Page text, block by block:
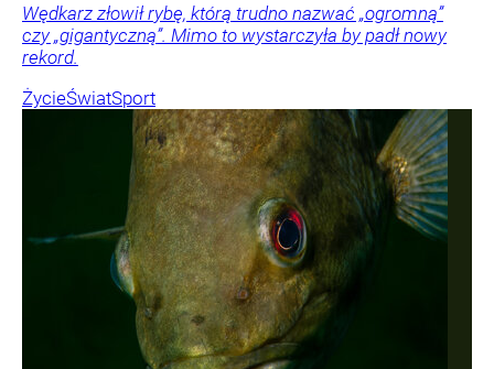
Wędkarz złowił rybę, którą trudno nazwać „ogromną”
czy „gigantyczną”. Mimo to wystarczyła by padł nowy
rekord.
ŻycieŚwiatSport